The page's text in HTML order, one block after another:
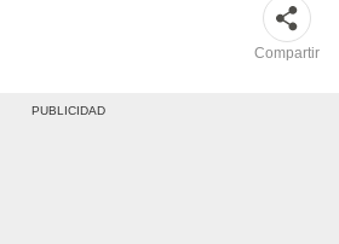
Compartir